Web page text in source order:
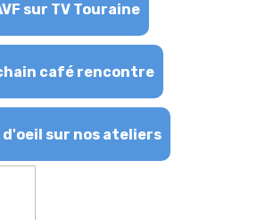
sur TV Touraine
café rencontre
d'oeil sur nos ateliers